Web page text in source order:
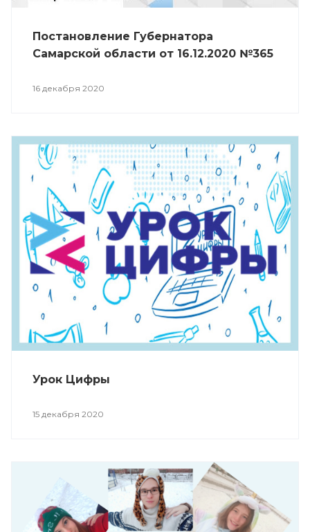
Постановление Губернатора
Самарской области от 16.12.2020 №365
16 декабря 2020
Урок Цифры
15 декабря 2020